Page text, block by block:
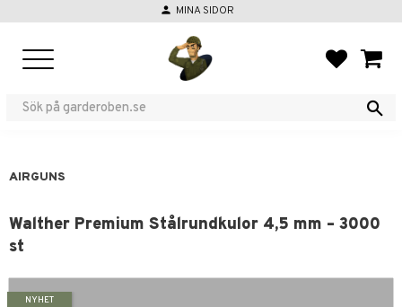
person MINA SIDOR
AIRGUNS
Walther Premium Stålrundkulor 4,5 mm – 3000
st
NYHET